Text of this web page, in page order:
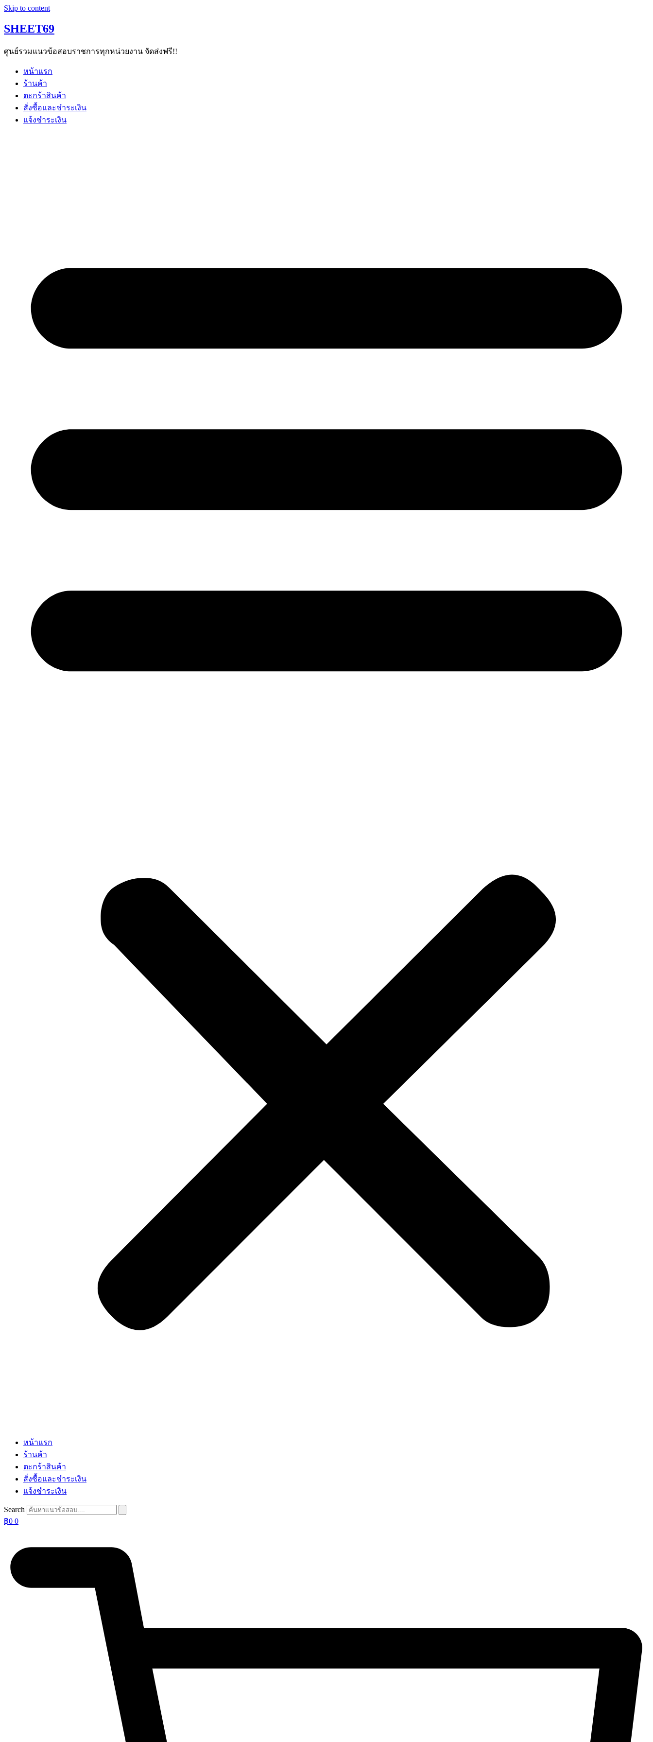
Skip to content
SHEET69
ศูนย์รวมแนวข้อสอบราชการทุกหน่วยงาน จัดส่งฟรี!!
หน้าแรก
ร้านค้า
ตะกร้าสินค้า
สั่งซื้อและชำระเงิน
แจ้งชำระเงิน
หน้าแรก
ร้านค้า
ตะกร้าสินค้า
สั่งซื้อและชำระเงิน
แจ้งชำระเงิน
Search
฿0 0